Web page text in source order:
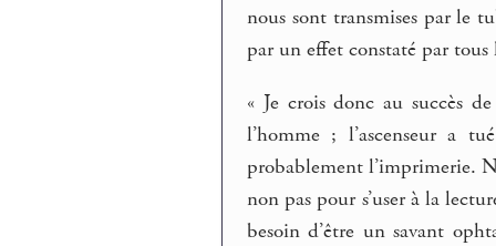
nous sont transmises par le
par un effet constaté par tous
« Je crois donc au succès
l’homme ; l’ascenseur a
probablement l’imprimerie.
non pas pour s’user à la
besoin d’être un savant